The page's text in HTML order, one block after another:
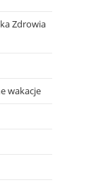
Zdrowia
wakacje